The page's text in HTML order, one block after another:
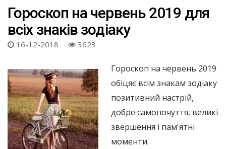
Гороскоп на червень 2019 для
всіх знаків зодіаку
16-12-2018 3623
Гороскоп на червень 2019
обіцяє всім знакам зодіаку
позитивний настрій,
добре самопочуття, великі
звершення і пам'ятні
моменти.